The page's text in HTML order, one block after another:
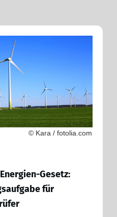
© Kara / fotolia.com
Gesetz:
für